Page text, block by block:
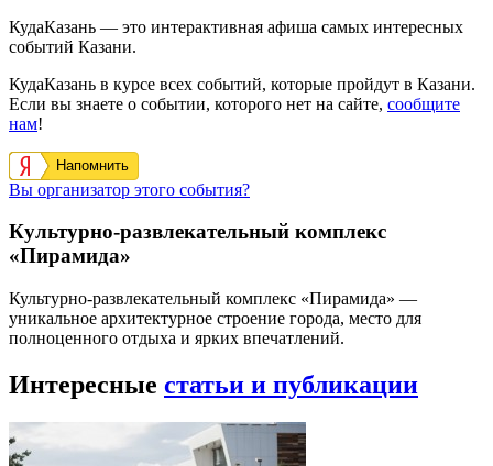
КудаКазань — это интерактивная афиша самых интересных
событий Казани.
КудаКазань в курсе всех событий, которые пройдут в Казани.
Если вы знаете о событии, которого нет на сайте, сообщите
нам!
Напомнить
Вы организатор этого события?
Культурно-развлекательный комплекс
«Пирамида»
Культурно-развлекательный комплекс «Пирамида» —
уникальное архитектурное строение города, место для
полноценного отдыха и ярких впечатлений.
Интересные статьи и публикации